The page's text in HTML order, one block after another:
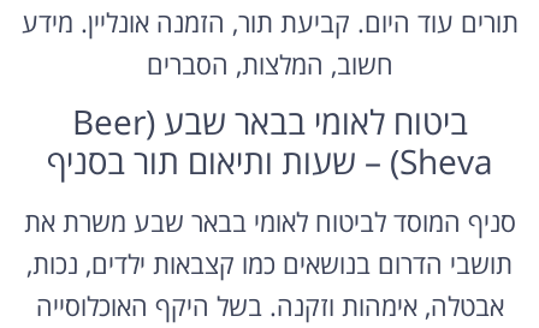
תורים עוד היום. קביעת תור, הזמנה אונליין. מידע
חשוב, המלצות, הסברים
ביטוח לאומי בבאר שבע (Beer
Sheva) – שעות ותיאום תור בסניף
סניף המוסד לביטוח לאומי בבאר שבע משרת את
תושבי הדרום בנושאים כמו קצבאות ילדים, נכות,
אבטלה, אימהות וזקנה. בשל היקף האוכלוסייה